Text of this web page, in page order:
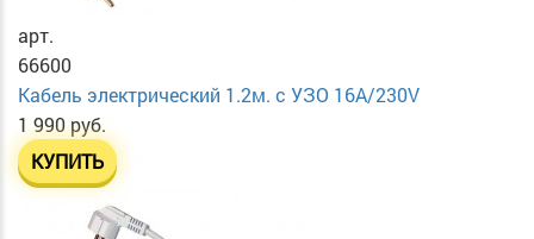
арт.
66600
Кабель электрический 1.2м. с УЗО 16А/230V
1 990 руб.
КУПИТЬ